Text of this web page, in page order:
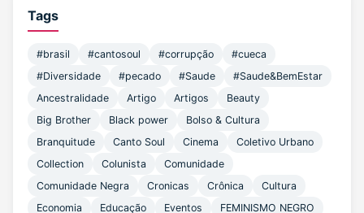
Tags
#brasil #cantosoul #corrupção
#cueca
#Diversidade
#pecado #Saude
#Saude&BemEstar
Ancestralidade
Artigo Artigos
Beauty
Big Brother
Black power
Bolso & Cultura
Branquitude
Canto Soul Cinema
Coletivo Urbano
Collection
Colunista
Comunidade
Comunidade Negra
Cronicas Crônica
Cultura
Economia
Educação Eventos FEMINISMO NEGRO